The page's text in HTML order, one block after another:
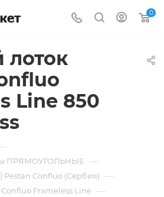
0
Line 850
ПРЯМОУГОЛЬНЫЕ —
Pestan Confluo (Сербия) —
Frameless Line —